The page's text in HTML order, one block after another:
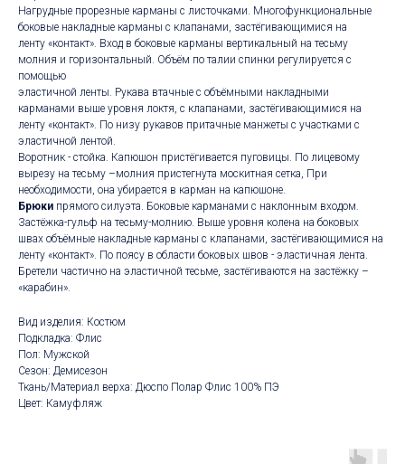
Нагрудные прорезные карманы с листочками. Многофункциональные
боковые накладные карманы с клапанами, застёгивающимися на
ленту «контакт». Вход в боковые карманы вертикальный на тесьму
молния и горизонтальный. Объём по талии спинки регулируется с
помощью
эластичной ленты. Рукава втачные с объёмными накладными
карманами выше уровня локтя, с клапанами, застёгивающимися на
ленту «контакт». По низу рукавов притачные манжеты с участками с
эластичной лентой.
Воротник - стойка. Капюшон пристёгивается пуговицы. По лицевому
вырезу на тесьму –молния пристегнута москитная сетка, При
необходимости, она убирается в карман на капюшоне.
Брюки прямого силуэта. Боковые карманами с наклонным входом.
Застёжка-гульф на тесьму-молнию. Выше уровня колена на боковых
швах объёмные накладные карманы с клапанами, застёгивающимися на
ленту «контакт». По поясу в области боковых швов - эластичная лента.
Бретели частично на эластичной тесьме, застёгиваются на застёжку –
«карабин».
Вид изделия: Костюм
Подкладка: Флис
Пол: Мужской
Сезон: Демисезон
Ткань/Материал верха: Дюспо Полар Флис 100% ПЭ
Цвет: Камуфляж